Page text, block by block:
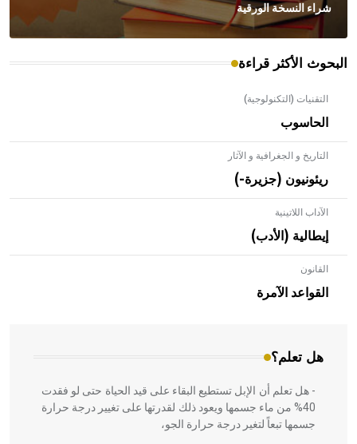
شراء النسخة الورقية
البحوث الأكثر قراءة
التقنيات (التكنولوجية)
الحاسوب
التاريخ و الجغرافية و الآثار
ريئونيون (جزيرة-)
الآداب اللاتينية
إيطالية (الأدب)
القانون
القواعد الآمرة
هل تعلم؟
- هل تعلم أن الأبلق نوع من الفنون الهندسية التي ارتبطت
بالعمارة الإسلامية في بلاد الشام ومصر خاصة، حيث يحرص
المعمار على بناء مداميكه وخاصة في الواجهات
- هل تعلم أن الإبل تستطيع البقاء على قيد الحياة حتى لو فقدت
40% من ماء جسمها ويعود ذلك لقدرتها على تغيير درجة حرارة
جسمها تبعاً لتغير درجة حرارة الجو،